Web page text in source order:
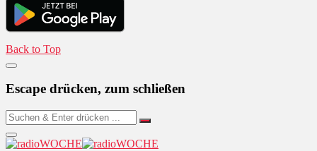
Back to Top
Escape drücken, zum schließen